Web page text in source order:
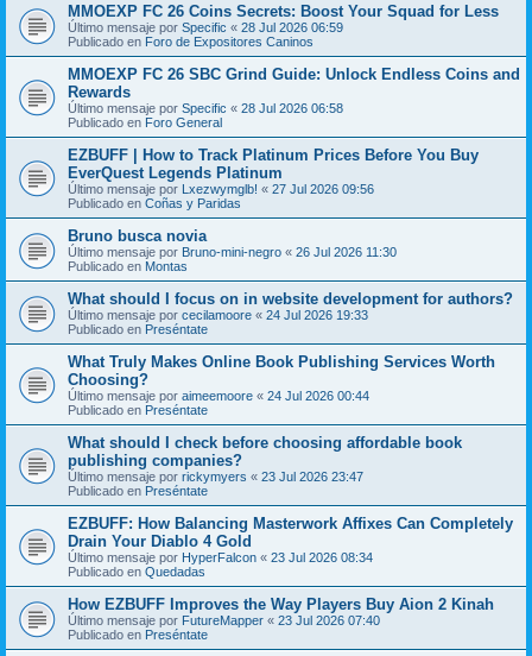
MMOEXP FC 26 Coins Secrets: Boost Your Squad for Less
Último mensaje por Specific « 28 Jul 2026 06:59
Publicado en Foro de Expositores Caninos
MMOEXP FC 26 SBC Grind Guide: Unlock Endless Coins and
Rewards
Último mensaje por Specific « 28 Jul 2026 06:58
Publicado en Foro General
EZBUFF | How to Track Platinum Prices Before You Buy
EverQuest Legends Platinum
Último mensaje por Lxezwymglb! « 27 Jul 2026 09:56
Publicado en Coñas y Paridas
Bruno busca novia
Último mensaje por Bruno-mini-negro « 26 Jul 2026 11:30
Publicado en Montas
What should I focus on in website development for authors?
Último mensaje por cecilamoore « 24 Jul 2026 19:33
Publicado en Preséntate
What Truly Makes Online Book Publishing Services Worth
Choosing?
Último mensaje por aimeemoore « 24 Jul 2026 00:44
Publicado en Preséntate
What should I check before choosing affordable book
publishing companies?
Último mensaje por rickymyers « 23 Jul 2026 23:47
Publicado en Preséntate
EZBUFF: How Balancing Masterwork Affixes Can Completely
Drain Your Diablo 4 Gold
Último mensaje por HyperFalcon « 23 Jul 2026 08:34
Publicado en Quedadas
How EZBUFF Improves the Way Players Buy Aion 2 Kinah
Último mensaje por FutureMapper « 23 Jul 2026 07:40
Publicado en Preséntate